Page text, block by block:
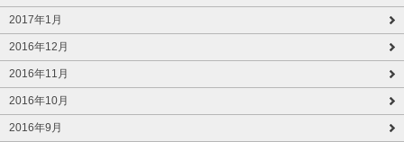
2017年1月
2016年12月
2016年11月
2016年10月
2016年9月